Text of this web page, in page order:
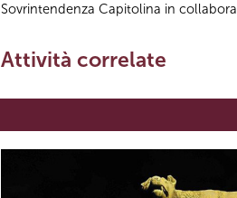
Sovrintendenza Capitolina in
Attività correlate